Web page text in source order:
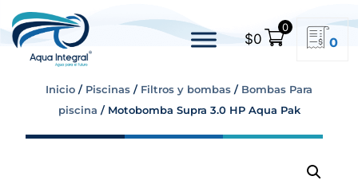
$0
0
0
Inicio / Piscinas / Filtros y bombas / Bombas Para
piscina / Motobomba Supra 3.0 HP Aqua Pak